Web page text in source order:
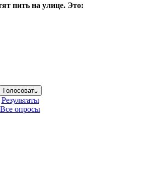
пить на улице. Это:
Результаты
Все опросы